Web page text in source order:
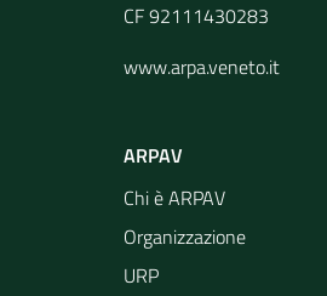
7
9
CF 92111430283
www.arpa.veneto.it
ARPAV
Chi è ARPAV
Organizzazione
URP